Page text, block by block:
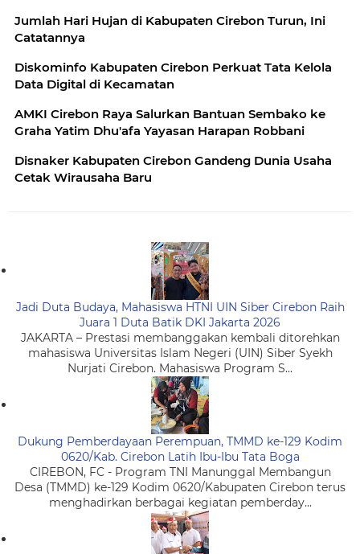
Jumlah Hari Hujan di Kabupaten Cirebon Turun, Ini
Catatannya
Diskominfo Kabupaten Cirebon Perkuat Tata Kelola
Data Digital di Kecamatan
AMKI Cirebon Raya Salurkan Bantuan Sembako ke
Graha Yatim Dhu'afa Yayasan Harapan Robbani
Disnaker Kabupaten Cirebon Gandeng Dunia Usaha
Cetak Wirausaha Baru
Jadi Duta Budaya, Mahasiswa HTNI UIN Siber Cirebon Raih
Juara 1 Duta Batik DKI Jakarta 2026
JAKARTA – Prestasi membanggakan kembali ditorehkan
mahasiswa Universitas Islam Negeri (UIN) Siber Syekh
Nurjati Cirebon. Mahasiswa Program S...
Dukung Pemberdayaan Perempuan, TMMD ke-129 Kodim
0620/Kab. Cirebon Latih Ibu-Ibu Tata Boga
CIREBON, FC - Program TNI Manunggal Membangun
Desa (TMMD) ke-129 Kodim 0620/Kabupaten Cirebon terus
menghadirkan berbagai kegiatan pemberday...